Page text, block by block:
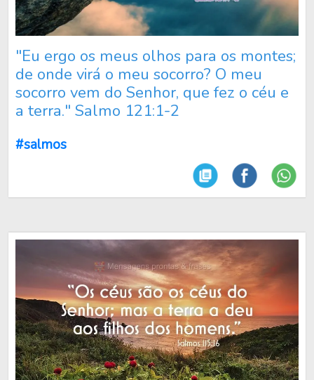
"Eu ergo os meus olhos para os montes;
de onde virá o meu socorro? O meu
socorro vem do Senhor, que fez o céu e
a terra." Salmo 121:1-2
#salmos